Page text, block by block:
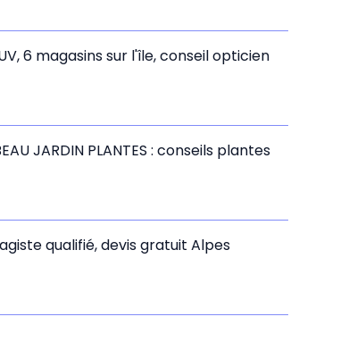
6 magasins sur l'île, conseil opticien
JARDIN PLANTES : conseils plantes
qualifié, devis gratuit Alpes